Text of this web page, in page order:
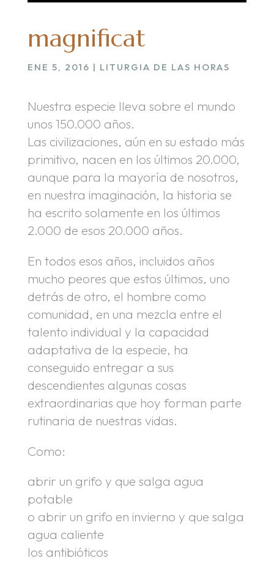
magnificat
ENE 5, 2016 | LITURGIA DE LAS HORAS
Nuestra especie lleva sobre el mundo
unos 150.000 años.
Las civilizaciones, aún en su estado más
primitivo, nacen en los últimos 20.000,
aunque para la mayoría de nosotros,
en nuestra imaginación, la historia se
ha escrito solamente en los últimos
2.000 de esos 20.000 años.
En todos esos años, incluidos años
mucho peores que estos últimos, uno
detrás de otro, el hombre como
comunidad, en una mezcla entre el
talento individual y la capacidad
adaptativa de la especie, ha
conseguido entregar a sus
descendientes algunas cosas
extraordinarias que hoy forman parte
rutinaria de nuestras vidas.
Como:
abrir un grifo y que salga agua
potable
o abrir un grifo en invierno y que salga
agua caliente
los antibióticos